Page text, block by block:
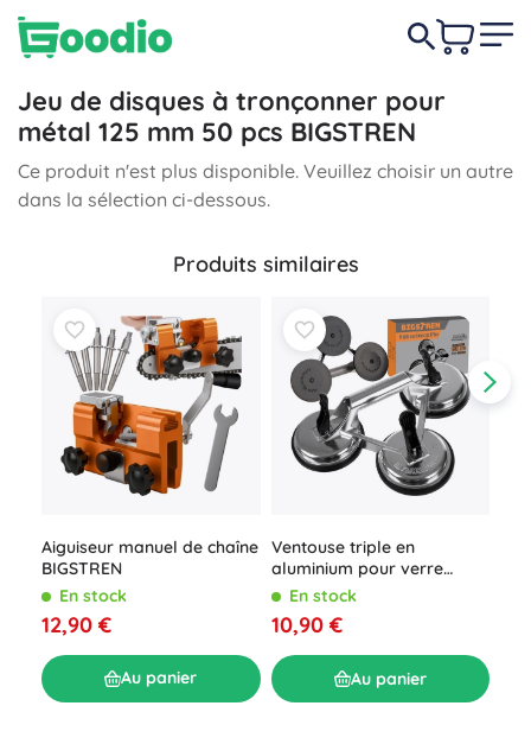
Jeu de disques à tronçonner pour
métal 125 mm 50 pcs BIGSTREN
Ce produit n'est plus disponible. Veuillez choisir un autre
dans la sélection ci-dessous.
Produits similaires
Aiguiseur manuel de chaîne
BIGSTREN
En stock
12,90 €
Au panier
Ventouse triple en
aluminium pour verre
BIGSTREN 120 mm, 150 kg
En stock
10,90 €
Au panier